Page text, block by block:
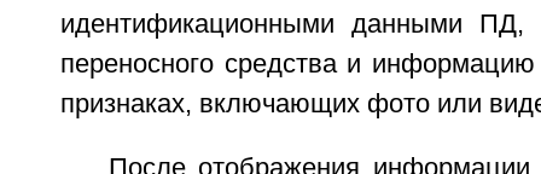
идентификационными данными
переносного средства и
признаках, включающих фото или
После отображения